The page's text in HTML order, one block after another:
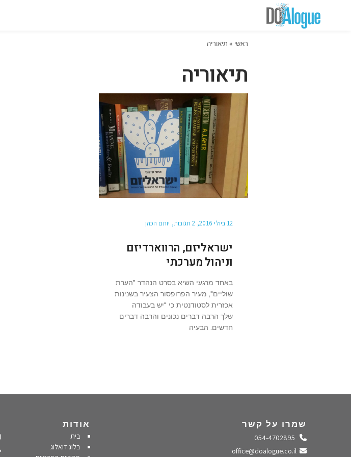
ראשי » תיאוריה
תיאוריה
12 ביולי 2016 2 תגובות יותם הכהן
ישראליזם, הרווארדיזם
וניהול מערכתי
באחד מרגעי השיא בסרט הנהדר "הערת
שוליים", מעיר הפרופסור הצעיר בשנינות
אכזרית לסטודנטית כי "יש בעבודה
שלך הרבה דברים נכונים והרבה דברים
חדשים. הבעיה
שמרו על קשר
התקשרו אלינו
שלחו מייל
אודות
בית
בלוג דואלוג